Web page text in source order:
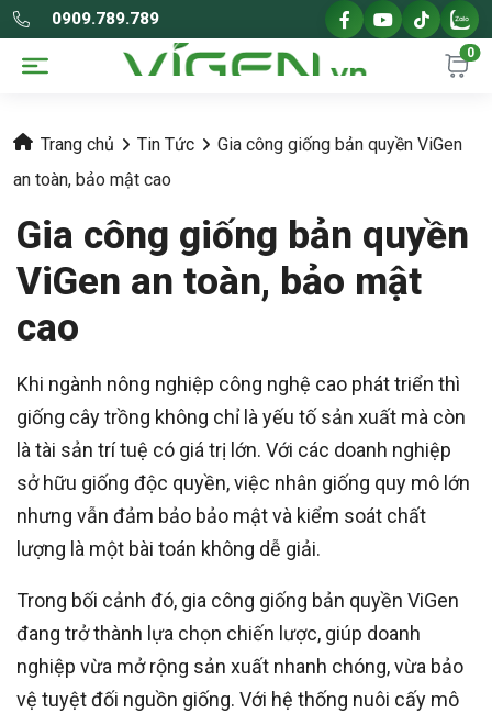
0909.789.789
0
Trang chủ Tin Tức
Gia công giống bản quyền ViGen
an toàn, bảo mật cao
Gia công giống bản quyền
ViGen an toàn, bảo mật
cao
Khi ngành nông nghiệp công nghệ cao phát triển thì
giống cây trồng không chỉ là yếu tố sản xuất mà còn
là tài sản trí tuệ có giá trị lớn. Với các doanh nghiệp
sở hữu giống độc quyền, việc nhân giống quy mô lớn
nhưng vẫn đảm bảo bảo mật và kiểm soát chất
lượng là một bài toán không dễ giải.
Trong bối cảnh đó, gia công giống bản quyền ViGen
đang trở thành lựa chọn chiến lược, giúp doanh
nghiệp vừa mở rộng sản xuất nhanh chóng, vừa bảo
vệ tuyệt đối nguồn giống. Với hệ thống nuôi cấy mô